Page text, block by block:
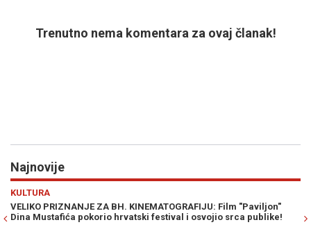
Trenutno nema komentara za ovaj članak!
Najnovije
Film "Paviljon"
festival i osvojio srca publike!
OPSADNO STANJE U DABLINU,
OSIGURANJE: Iz Emirata